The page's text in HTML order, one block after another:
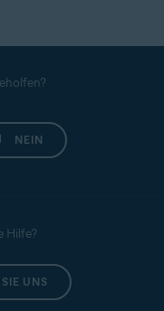
NEIN
Hilfe?
UNS